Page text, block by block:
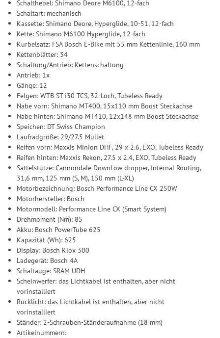
Schalthebel: Shimano Deore M6100, 12-fach
Schaltart: mechanisch
Kassette: Shimano Deore, Hyperglide, 10-51, 12-fach
Kette: Shimano M6100 Hyperglide, 12-fach
Kurbelsatz: FSA Bosch E-Bike mit 55 mm Kettenlinie, 160 mm
Kettenblätter: 34
Schaltung/Antrieb: Kettenschaltung
Antrieb: 1x
Gänge: 12
Felgen: WTB ST i30 TCS, 32-Loch, Tubeless Ready
Nabe vorn: Shimano MT400, 15x110 mm Boost Steckachse
Nabe hinten: Shimano MT410, 12x148 mm Boost Steckachse
Speichen: DT Swiss Champion
Laufradgröße: 29/27.5 Mullet
Reifen vorn: Maxxis Minion DHF, 29 x 2.6, EXO, Tubeless Ready
Reifen hinten: Maxxis Rekon, 27.5 x 2.4, EXO, Tubeless Ready
Sattelstütze: Cannondale DownLow dropper, Internal Routing,
31,6 mm, 125 mm (S, M), 150 mm (L-XL)
Motorbezeichnung: Bosch Performance Line CX 250W
Motorhersteller: Bosch
Motormodell: Performance Line CX (Smart System)
Drehmoment (Nm): 85
Akku: Bosch PowerTube 625
Kapazität (Wh): 625
Display: Bosch Kiox 300
Ladegerät: Bosch 4A
Schaltauge: SRAM UDH
Scheinwerfer: das Lichtkabel ist enthalten, aber nicht
vorinstalliert
Rücklicht: das Lichtkabel ist enthalten, aber nicht
vorinstalliert
Ständer: 2-Schrauben-Ständeraufnahme (18 mm)
Artikelnummern: